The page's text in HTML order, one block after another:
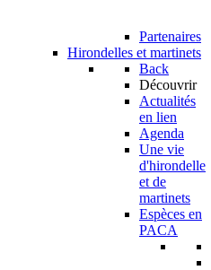
Partenaires
Hirondelles et martinets
Back
Découvrir
Actualités
en lien
Agenda
Une vie
d'hirondelle
et de
martinets
Espèces en
PACA